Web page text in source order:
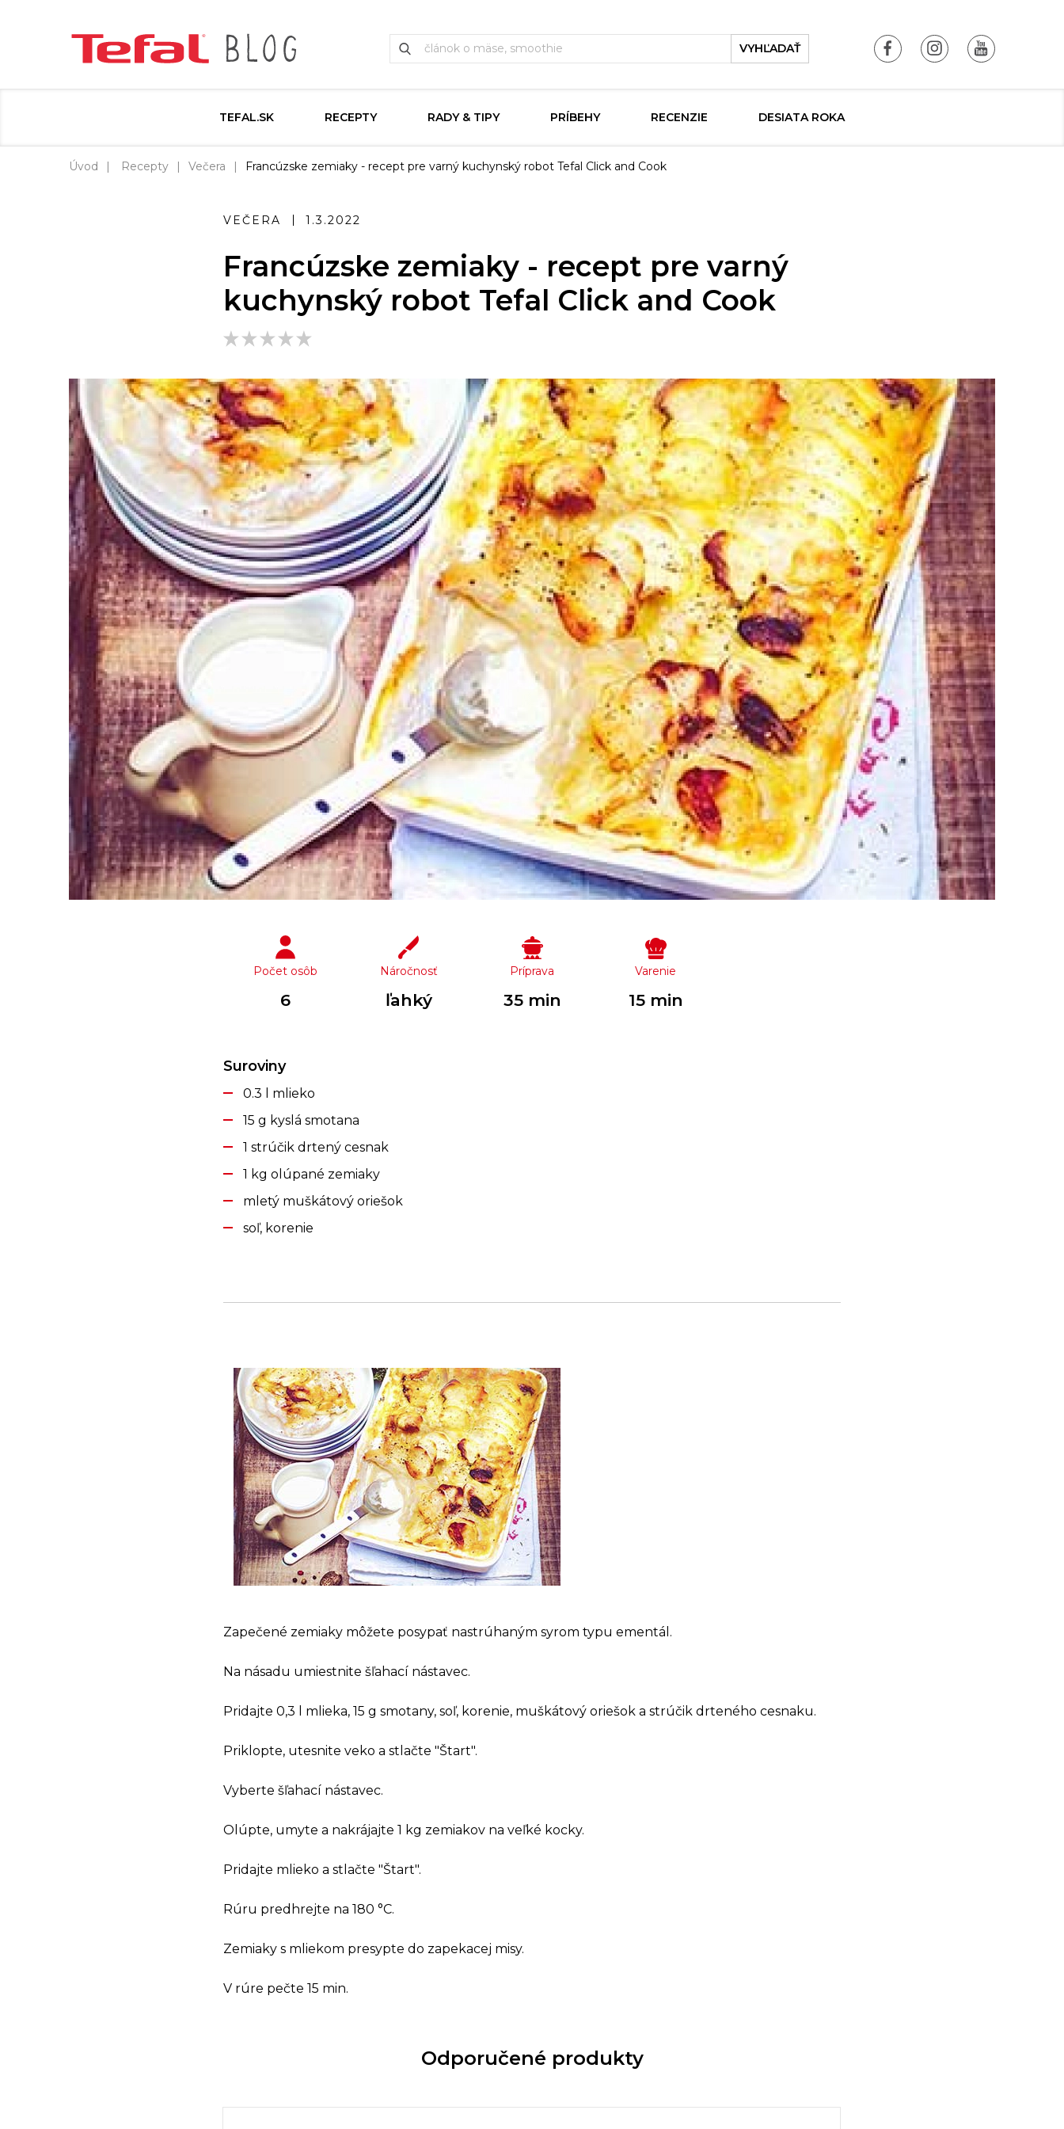
VYHĽADAŤ
TEFAL.SK RECEPTY RADY & TIPY PRÍBEHY RECENZIE DESIATA ROKA
Úvod Recepty Večera Francúzske zemiaky - recept pre varný kuchynský robot Tefal Click and Cook
VEČERA 1.3.2022
Francúzske zemiaky - recept pre varný
kuchynský robot Tefal Click and Cook
Počet osôb
6
Náročnosť
ľahký
Príprava
35 min
Varenie
15 min
Suroviny
0.3 l mlieko
15 g kyslá smotana
1 strúčik drtený cesnak
1 kg olúpané zemiaky
mletý muškátový oriešok
soľ, korenie
Zapečené zemiaky môžete posypať nastrúhaným syrom typu ementál.
Na násadu umiestnite šľahací nástavec.
Pridajte 0,3 l mlieka, 15 g smotany, soľ, korenie, muškátový oriešok a strúčik drteného cesnaku.
Priklopte, utesnite veko a stlačte "Štart".
Vyberte šľahací nástavec.
Olúpte, umyte a nakrájajte 1 kg zemiakov na veľké kocky.
Pridajte mlieko a stlačte "Štart".
Rúru predhrejte na 180 °C.
Zemiaky s mliekom presypte do zapekacej misy.
V rúre pečte 15 min.
Odporučené produkty